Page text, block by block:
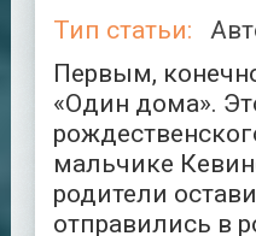
Тип статьи:
Первым,
«Один дома».
мальчике
родители
отправились в